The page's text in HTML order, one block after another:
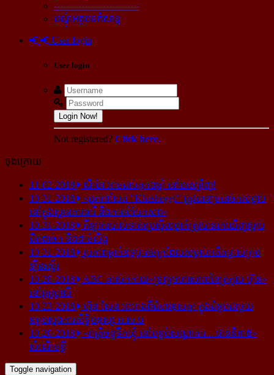
----------------------------
បណ្ដុំអត្ថបទកំសាន្ដ
User login
User login
Login Now!
Not registered? Click here.
ចុងក្រោយ
11-02-2018
ណីម៉ា អាច​ជាប់​គុក​៦ឆ្នាំ នៅ​អេស្ប៉ាញ!
10-31-2018
«អ្នក​កាសែត "Khashoggi" ត្រូវ​បាន​ច្របាច់ក​សម្លាប់​
នៅ​ក្នុង​ស្ថាន​ភារធារី និង​កាត់​បំបែក​សព»
10-31-2018
កីឡាករ​បាល់ទាត់​ប្រេស៊ីល​ម្នាក់​ត្រូវ​បាន​រក​ឃើញ​ស្លាប់​
ជិត​ដាច់ក និង​ដាច់​លិង្គ
10-31-2018
រូបភាព​ធ្លាក់​ឧទ្ធម្ភាគចក្រ​ដែល​សម្លាប់​អតីត​ម្ចាស់​ក្រុម​
ឡីឆេស្ទ័រ
10-28-2018
ABC គាស់​កកាយ​«ទ្រព្យមហាសាល​នៃ​ត្រកូល ហ៊ុន»​
នៅ​អូស្ត្រាលី
10-23-2018
ហ៊ុន សែន អះអាង​ពី​ជំហរ​ខុស​គ្នា ក្នុង​ជំនួប​ជាមួយ​
ឧត្តម​ស្នងការ​សិទ្ធិ​មនុស្ស អ.ស.ប
10-20-2018
«រាត្រីចន្ទទឹកឃ្មុំ នៅបន្ទប់សណ្ឋាគារ... ជាន់ទី៣៥»
សំណើចខ្លី
Toggle navigation